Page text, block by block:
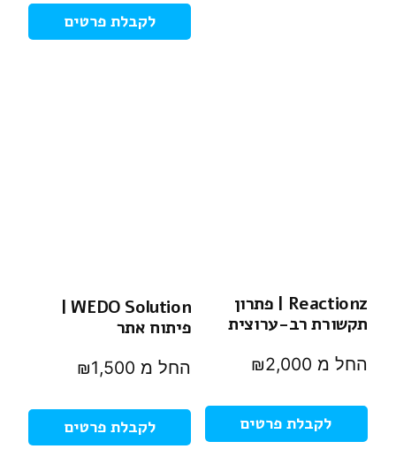
לקבלת פרטים
Reactionz | פתרון
תקשורת רב-ערוצית
₪2,000
לקבלת פרטים
WEDO Solution |
פיתוח אתר
₪1,500
לקבלת פרטים